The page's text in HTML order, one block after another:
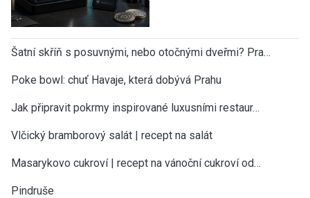
Šatní skříň s posuvnými, nebo otočnými dveřmi? Pra…
Poke bowl: chuť Havaje, která dobývá Prahu
Jak připravit pokrmy inspirované luxusními restaur…
Vlčický bramborový salát | recept na salát
Masarykovo cukroví | recept na vánoční cukroví od…
Pindruše